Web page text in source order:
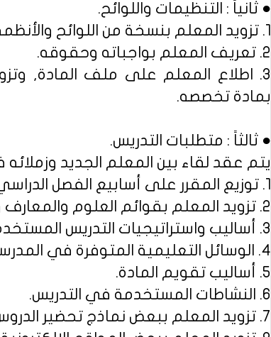
● ثانياً : التنظيمات واللوائح.
1. تزويد المعلم بنسخة من اللوائح والأنظمة العامة, مع توضيح أهمها.
2. تعريف المعلم بواجباته وحقوقه.
3. اطلاع المعلم على ملف المادة,
بمادة تخصصه.
● ثالثاً : متطلبات التدريس.
يتم عقد لقاء بين المعلم الجديد
1. توزيع المقرر على أسابيع الفصل الدراسي.
2. تزويد المعلم بقوائم العلوم والمعارف والمهارات لمادة تخصصه.
3. أساليب واستراتيجيات التدريس المستخدمة.
4. الوسائل التعليمية المتوفرة في المدرسة.
5. أساليب تقويم المادة.
6. النشاطات المستخدمة في التدريس.
7. تزويد المعلم ببعض نماذج تحضير الدروس.